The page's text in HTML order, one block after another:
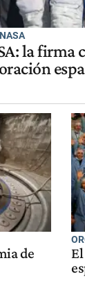
la firma
de